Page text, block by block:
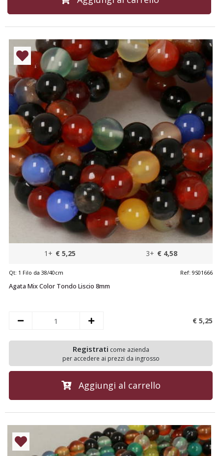
1+ € 5,25 3+ € 4,58
Qt: 1 Filo da 38/40cm Ref: 9S01666
Agata Mix Color Tondo Liscio 8mm
€ 5,25
Registrati come azienda
per accedere ai prezzi da ingrosso
Aggiungi al carrello